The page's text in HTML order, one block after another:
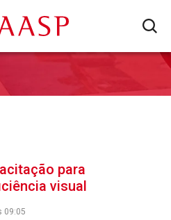
para
visual
09:05